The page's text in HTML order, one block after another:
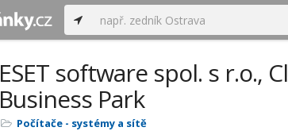
ESET software spol. s r.o.,
Business Park
Počítače - systémy a sítě